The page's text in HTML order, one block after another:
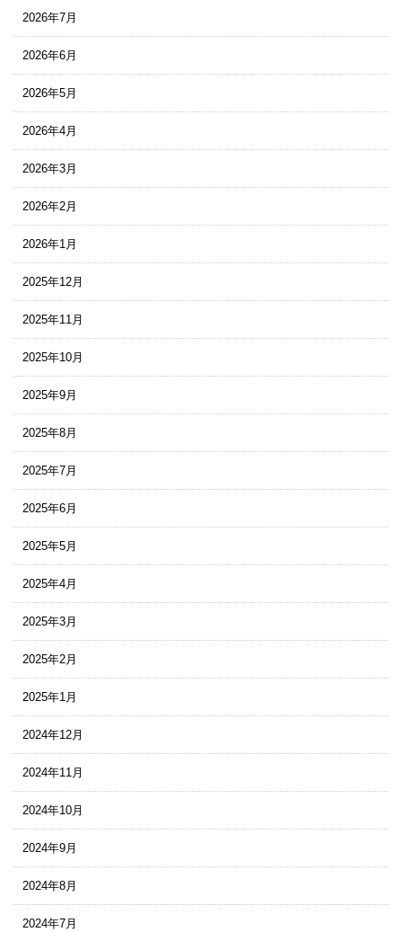
2026年7月
2026年6月
2026年5月
2026年4月
2026年3月
2026年2月
2026年1月
2025年12月
2025年11月
2025年10月
2025年9月
2025年8月
2025年7月
2025年6月
2025年5月
2025年4月
2025年3月
2025年2月
2025年1月
2024年12月
2024年11月
2024年10月
2024年9月
2024年8月
2024年7月